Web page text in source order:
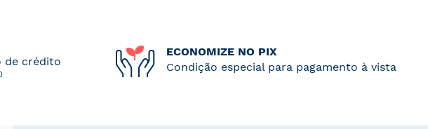
de crédito
ECONOMIZE NO PIX
Condição especial para pagamento à vista